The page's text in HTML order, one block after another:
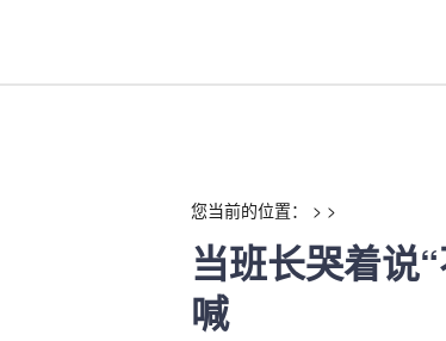
您当前的位置： > >
当班长哭着说
喊